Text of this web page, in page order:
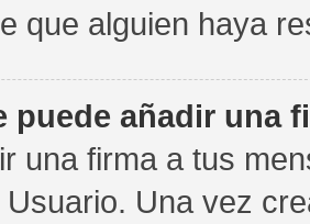
que alguien haya
puede añadir una
una firma a tus
Usuario. Una vez